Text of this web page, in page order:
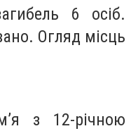
6 осіб.
Огляд місць
з 12-річною